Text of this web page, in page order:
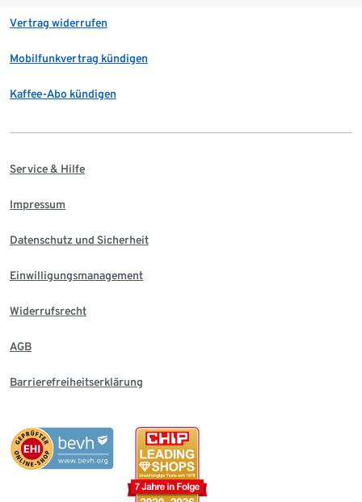
Vertrag widerrufen
Mobilfunkvertrag kündigen
Kaffee-Abo kündigen
Service & Hilfe
Impressum
Datenschutz und Sicherheit
Einwilligungsmanagement
Widerrufsrecht
AGB
Barrierefreiheitserklärung